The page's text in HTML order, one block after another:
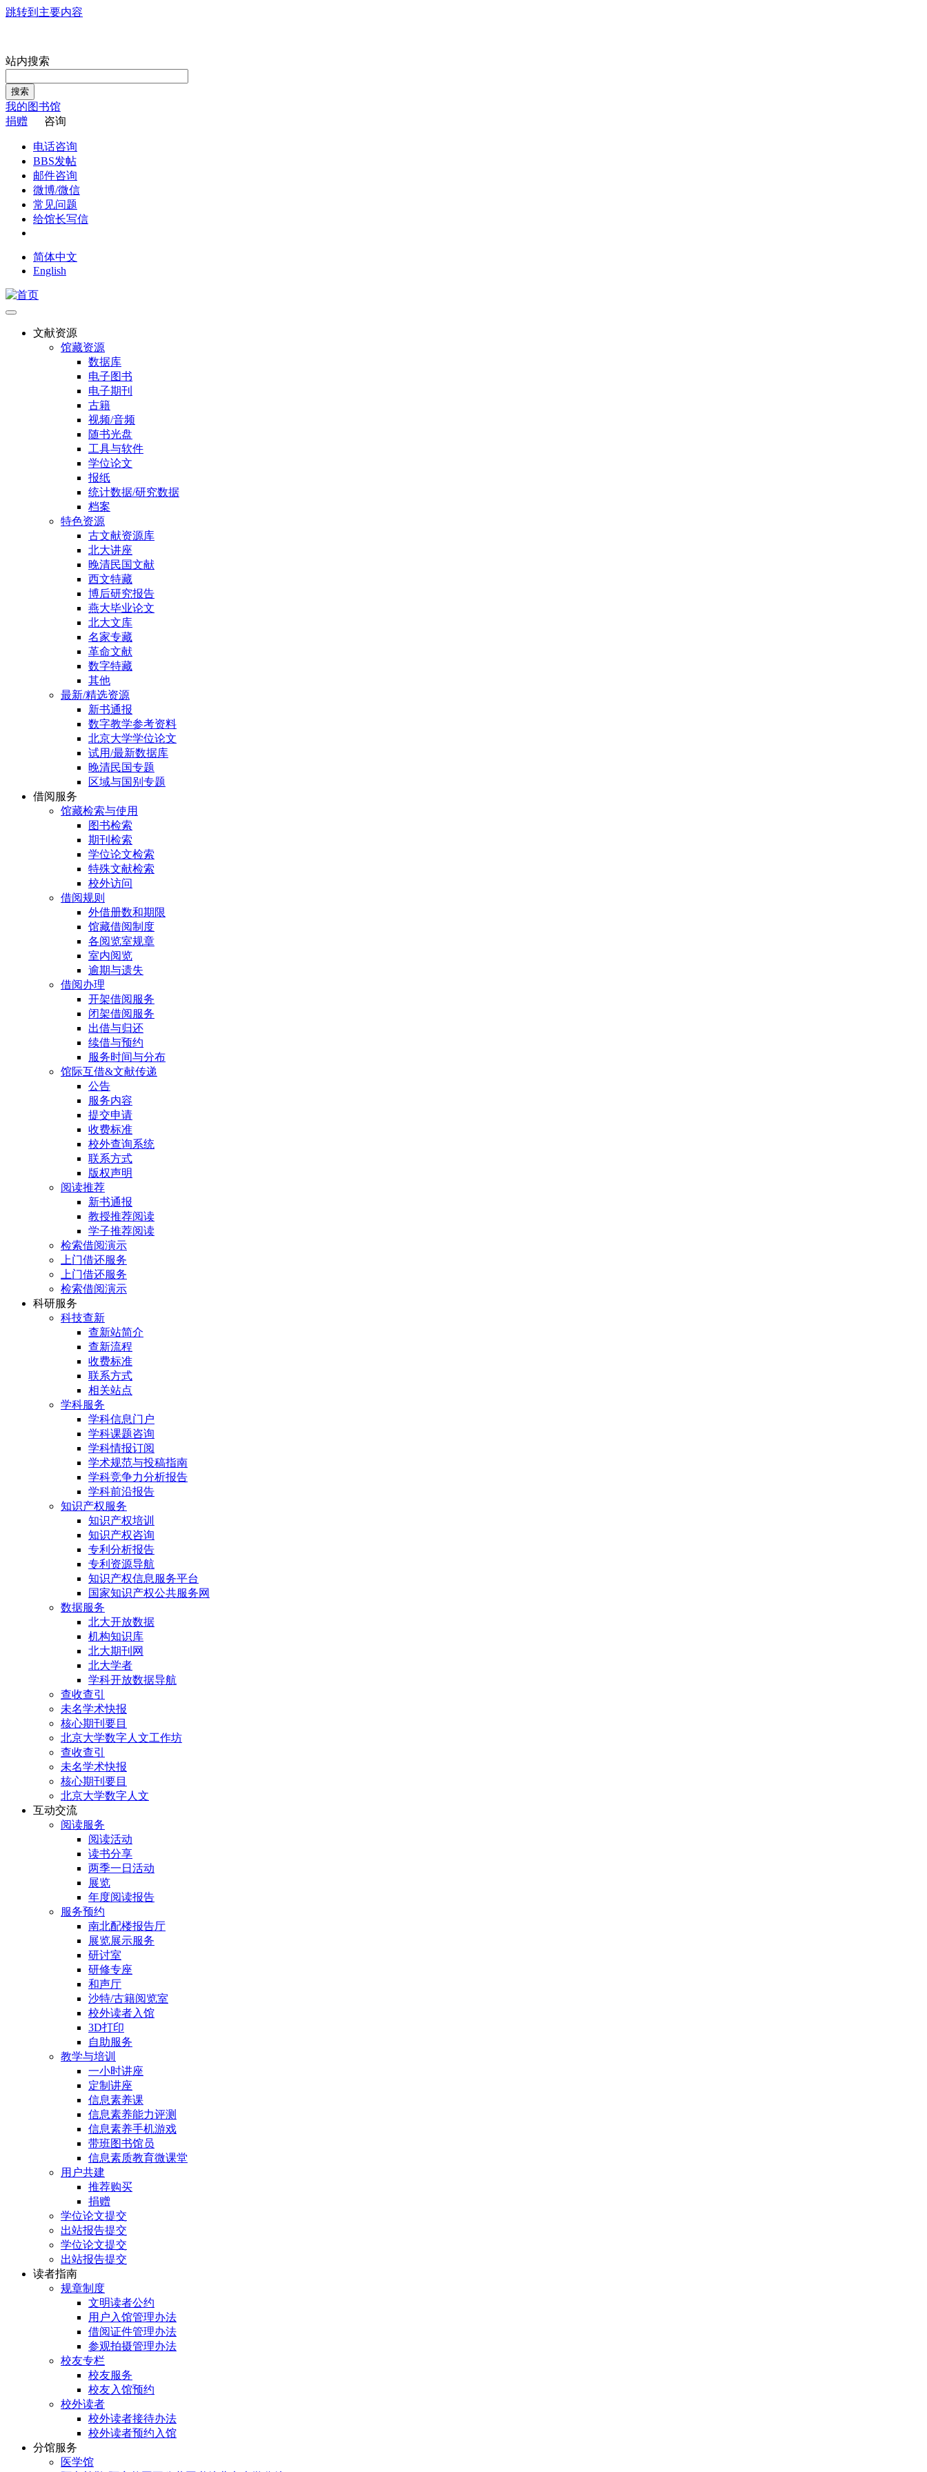
跳转到主要内容
站内搜索
搜索
我的图书馆
捐赠
咨询
电话咨询
BBS发帖
邮件咨询
微博/微信
常见问题
给馆长写信
简体中文
English
文献资源
馆藏资源
数据库
电子图书
电子期刊
古籍
视频/音频
随书光盘
工具与软件
学位论文
报纸
统计数据/研究数据
档案
特色资源
古文献资源库
北大讲座
晚清民国文献
西文特藏
博后研究报告
燕大毕业论文
北大文库
名家专藏
革命文献
数字特藏
其他
最新/精选资源
新书通报
数字教学参考资料
北京大学学位论文
试用/最新数据库
晚清民国专题
区域与国别专题
借阅服务
馆藏检索与使用
图书检索
期刊检索
学位论文检索
特殊文献检索
校外访问
借阅规则
外借册数和期限
馆藏借阅制度
各阅览室规章
室内阅览
逾期与遗失
借阅办理
开架借阅服务
闭架借阅服务
出借与归还
续借与预约
服务时间与分布
馆际互借&文献传递
公告
服务内容
提交申请
收费标准
校外查询系统
联系方式
版权声明
阅读推荐
新书通报
教授推荐阅读
学子推荐阅读
检索借阅演示
上门借还服务
上门借还服务
检索借阅演示
科研服务
科技查新
查新站简介
查新流程
收费标准
联系方式
相关站点
学科服务
学科信息门户
学科课题咨询
学科情报订阅
学术规范与投稿指南
学科竞争力分析报告
学科前沿报告
知识产权服务
知识产权培训
知识产权咨询
专利分析报告
专利资源导航
知识产权信息服务平台
国家知识产权公共服务网
数据服务
北大开放数据
机构知识库
北大期刊网
北大学者
学科开放数据导航
查收查引
未名学术快报
核心期刊要目
北京大学数字人文工作坊
查收查引
未名学术快报
核心期刊要目
北京大学数字人文
互动交流
阅读服务
阅读活动
读书分享
两季一日活动
展览
年度阅读报告
服务预约
南北配楼报告厅
展览展示服务
研讨室
研修专座
和声厅
沙特/古籍阅览室
校外读者入馆
3D打印
自助服务
教学与培训
一小时讲座
定制讲座
信息素养课
信息素养能力评测
信息素养手机游戏
带班图书馆员
信息素质教育微课堂
用户共建
推荐购买
捐赠
学位论文提交
出站报告提交
学位论文提交
出站报告提交
读者指南
规章制度
文明读者公约
用户入馆管理办法
借阅证件管理办法
参观拍摄管理办法
校友专栏
校友服务
校友入馆预约
校外读者
校外读者接待办法
校外读者预约入馆
分馆服务
医学馆